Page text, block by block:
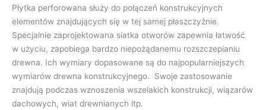
Płytka perforowana służy do połączeń konstrukcyjnych
elementów znajdujących się w tej samej płaszczyźnie.
Specjalnie zaprojektowana siatka otworów zapewnia łatwość
w użyciu, zapobiega bardzo niepożądanemu rozszczepianiu
drewna. Ich wymiary dopasowane są do najpopularniejszych
wymiarów drewna konstrukcyjnego. Swoje zastosowanie
znajdują podczas wznoszenia wszelakich konstrukcji, wiązarów
dachowych, wiat drewnianych itp.